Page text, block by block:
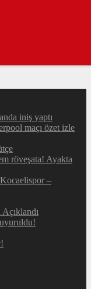
iniş yaptı
maçı özet izle
röveşata! Ayakta
–